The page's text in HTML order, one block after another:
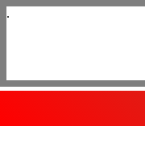
Aller